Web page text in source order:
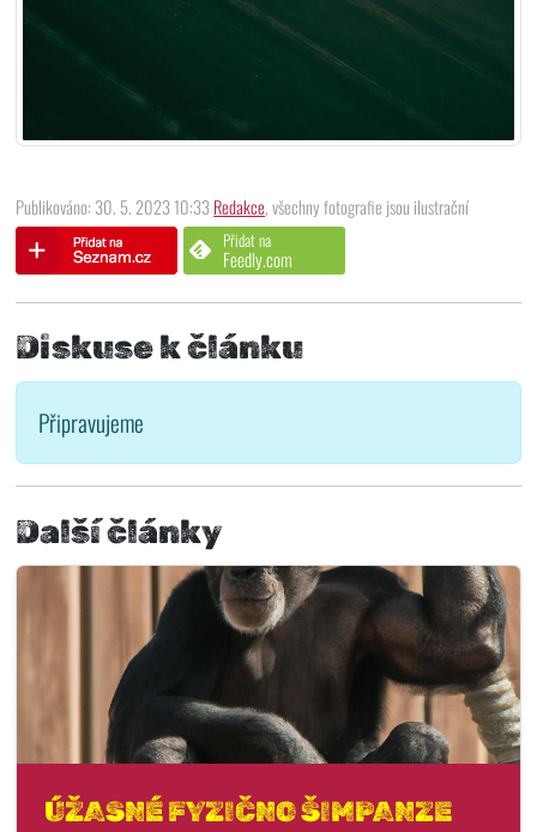
Publikováno: 30. 5. 2023 10:33 Redakce, všechny fotografie jsou ilustrační
Přidat na
Feedly.com
Diskuse k článku
Připravujeme
Další články
ÚŽASNÉ FYZIČNO ŠIMPANZE